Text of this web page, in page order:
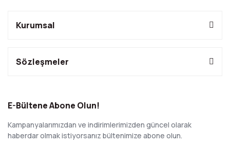
Kurumsal
Sözleşmeler
E-Bültene Abone Olun!
Kampanyalarımızdan ve indirimlerimizden güncel olarak
haberdar olmak istiyorsanız bültenimize abone olun.